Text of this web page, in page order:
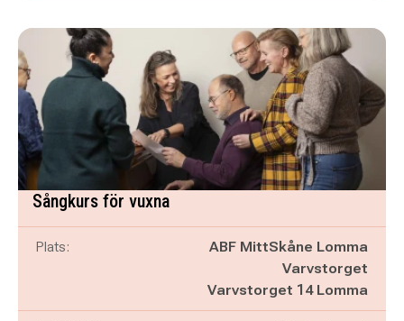
Sångkurs för vuxna
Plats:
ABF MittSkåne Lomma
Varvstorget
Varvstorget 14 Lomma